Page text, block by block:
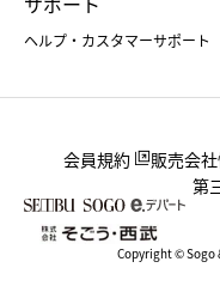
ヘルプ・カスタマーサポート
会員規約 販売会
第
Copyright © Sogo